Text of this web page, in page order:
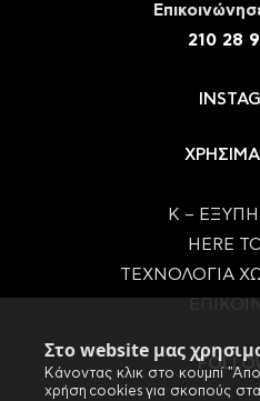
Στο website μας
Κάνοντας κλικ στο κουμπί
χρήση cookies για σκοπούς
210 28
ΧΡΗΣΙΜΑ
Κ –
HERE
ΤΕΧΝΟΛΟΓΙΑ